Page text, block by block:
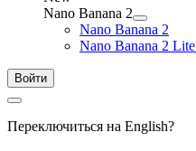
Nano Banana 2
Nano Banana 2
Nano Banana 2 Lite
Войти
Переключиться на English?